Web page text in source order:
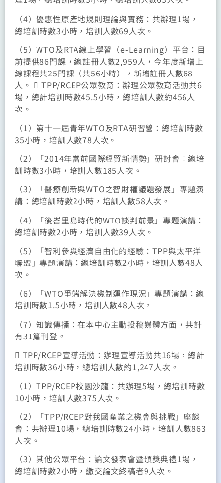
（4）優惠性原產地規則理論與實務：共辦理1場，
總培訓時數3小時，培訓人數69人次。
（5）WTO及RTA線上學習（e-Learning）平台：目
前提供86門課，總註冊人數2,959人，今年度新增上
線課程共25門課（共56小時），新增註冊人數68
人。  TPP/RCEP公眾教育：辦理公眾教育活動共6
場，總計培訓時數45.5小時，總培訓人數約456人
次。
（1）第十一屆青年WTO及RTA研習營：總培訓時數
35小時，培訓人數78人次。
（2）「2014年當前國際經貿新情勢」研討會：總培
訓時數3小時，培訓人數185人次。
（3）「醫療創新與WTO之智財權議題發展」專題演
講：總培訓時數2小時，培訓人數58人次。
（4）「後峇里島時代的WTO談判前景」專題演講：
總培訓時數2小時，培訓人數39人次。
（5）「智利參與經濟自由化的經驗：TPP與太平洋
聯盟」專題演講：總培訓時數2小時，培訓人數48人
次。
（6）「WTO爭端解決機制運作現況」專題演講：總
培訓時數1.5小時，培訓人數48人次。
（7）知識傳播：在本中心主動投稿媒體方面，共計
有31篇刊登。
 TPP/RCEP宣導活動：辦理宣導活動共16場，總計
培訓時數36小時，總培訓人數約1,247人次。
（1）TPP/RCEP校園沙龍：共辦理5場，總培訓時數
10小時，培訓人數375人次。
（2）「TPP/RCEP對我國產業之機會與挑戰」座談
會：共辦理10場，總培訓時數24小時，培訓人數863
人次。
（3）其他公眾平台：論文發表會暨頒獎典禮1場，
總培訓時數2小時，繳交論文終稿者9人次。